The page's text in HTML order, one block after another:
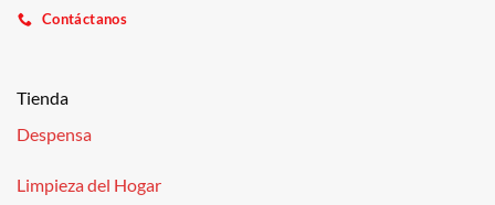
Contáctanos
Tienda
Despensa
Limpieza del Hogar